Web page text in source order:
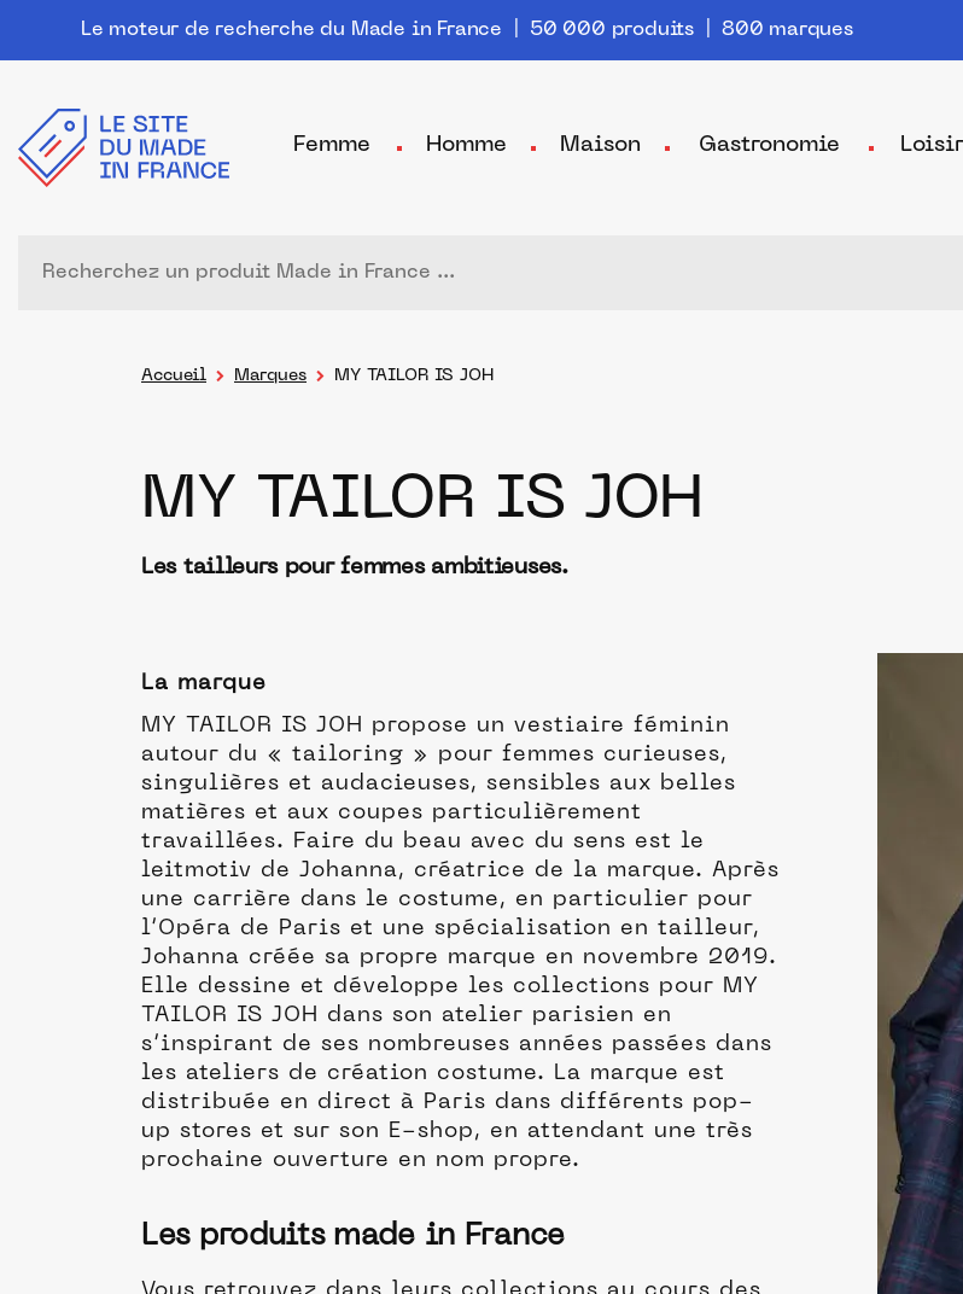
Le moteur de recherche du Made in France | 50 000 produits | 800 marques
Femme Homme Maison Gastronomie
Accueil Marques MY TAILOR IS JOH
MY TAILOR IS JOH
Les tailleurs pour femmes ambitieuses.
La marque
MY TAILOR IS JOH propose un vestiaire féminin
autour du « tailoring » pour femmes curieuses,
singulières et audacieuses, sensibles aux belles
matières et aux coupes particulièrement
travaillées. Faire du beau avec du sens est le
leitmotiv de Johanna, créatrice de la marque. Après
une carrière dans le costume, en particulier pour
l’Opéra de Paris et une spécialisation en tailleur,
Johanna créée sa propre marque en novembre 2019.
Elle dessine et développe les collections pour MY
TAILOR IS JOH dans son atelier parisien en
s’inspirant de ses nombreuses années passées dans
les ateliers de création costume. La marque est
distribuée en direct à Paris dans différents pop-
up stores et sur son E-shop, en attendant une très
prochaine ouverture en nom propre.
Les produits made in France